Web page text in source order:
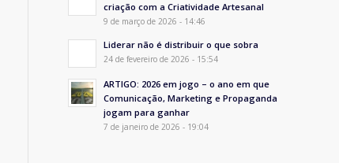
criação com a Criatividade Artesanal
9 de março de 2026 - 14:46
Liderar não é distribuir o que sobra
24 de fevereiro de 2026 - 15:54
ARTIGO: 2026 em jogo – o ano em que
Comunicação, Marketing e Propaganda
jogam para ganhar
7 de janeiro de 2026 - 19:04